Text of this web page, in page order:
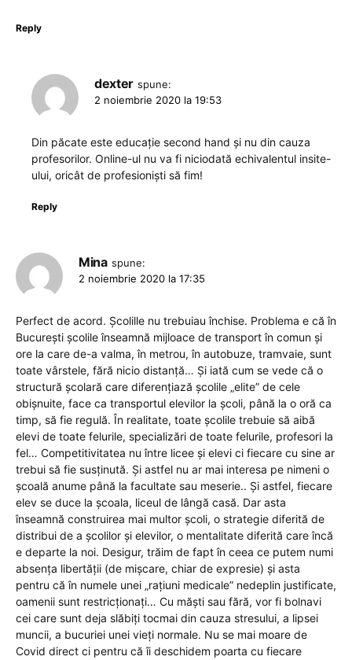
Reply
dexter spune:
2 noiembrie 2020 la 19:53
Din păcate este educație second hand și nu din cauza
profesorilor. Online-ul nu va fi niciodată echivalentul insite-
ului, oricât de profesioniști să fim!
Reply
Mina spune:
2 noiembrie 2020 la 17:35
Perfect de acord. Școlille nu trebuiau închise. Problema e că în
București școlile înseamnă mijloace de transport în comun și
ore la care de-a valma, în metrou, în autobuze, tramvaie, sunt
toate vârstele, fără nicio distanță… Și iată cum se vede că o
structură școlară care diferențiază școlile „elite” de cele
obișnuite, face ca transportul elevilor la școli, până la o oră ca
timp, să fie regulă. În realitate, toate școlile trebuie să aibă
elevi de toate felurile, specializări de toate felurile, profesori la
fel… Competitivitatea nu între licee și elevi ci fiecare cu sine ar
trebui să fie susținută. Și astfel nu ar mai interesa pe nimeni o
școală anume până la facultate sau meserie.. Și astfel, fiecare
elev se duce la școala, liceul de lângă casă. Dar asta
înseamnă construirea mai multor școli, o strategie diferită de
distribui de a școlilor și elevilor, o mentalitate diferită care încă
e departe la noi. Desigur, trăim de fapt în ceea ce putem numi
absența libertății (de mișcare, chiar de expresie) și asta
pentru că în numele unei „rațiuni medicale” nedeplin justificate,
oamenii sunt restricționați… Cu măști sau fără, vor fi bolnavi
cei care sunt deja slăbiți tocmai din cauza stresului, a lipsei
muncii, a bucuriei unei vieți normale. Nu se mai moare de
Covid direct ci pentru că îi deschidem poarta cu fiecare